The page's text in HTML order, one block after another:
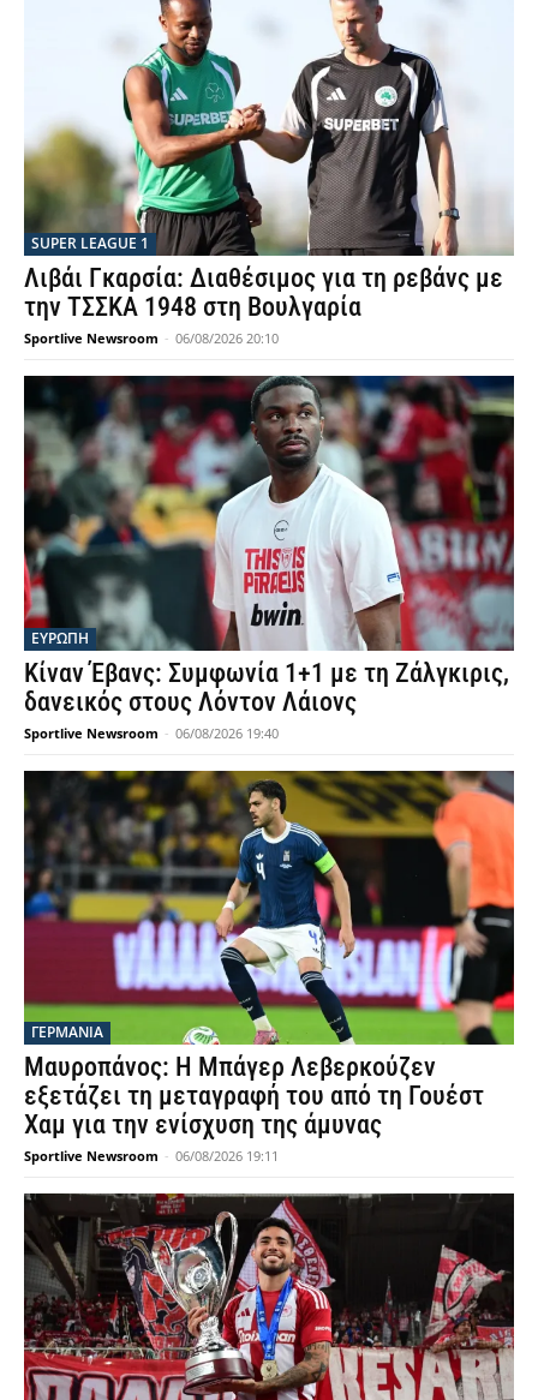
SUPER LEAGUE 1
Λιβάι Γκαρσία: Διαθέσιμος για τη ρεβάνς με
την ΤΣΣΚΑ 1948 στη Βουλγαρία
Sportlive Newsroom - 06/08/2026 20:10
ΕΥΡΩΠΗ
Κίναν Έβανς: Συμφωνία 1+1 με τη Ζάλγκιρις,
δανεικός στους Λόντον Λάιονς
Sportlive Newsroom - 06/08/2026 19:40
ΓΕΡΜΑΝΙΑ
Μαυροπάνος: Η Μπάγερ Λεβερκούζεν
εξετάζει τη μεταγραφή του από τη Γουέστ
Χαμ για την ενίσχυση της άμυνας
Sportlive Newsroom - 06/08/2026 19:11